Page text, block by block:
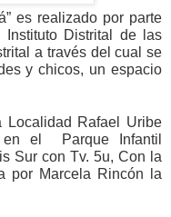
es realizado por parte
Distrital de las
a través del cual se
y chicos, un espacio
Localidad Rafael Uribe
el Parque Infantil
Sur con Tv. 5u,Con la
por Marcela Rincón la